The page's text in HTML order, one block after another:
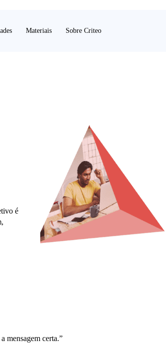
Materiais Sobre Criteo
é
mensagem certa.”